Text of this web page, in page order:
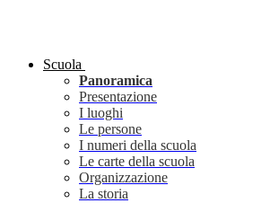
Scuola
Panoramica
Presentazione
I luoghi
Le persone
I numeri della scuola
Le carte della scuola
Organizzazione
La storia